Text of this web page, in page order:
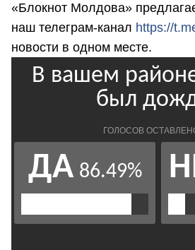
«Блокнот Молдова»
наш телеграм-канал https://
новости в одном месте.